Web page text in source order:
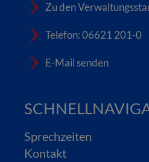
Zu den
Telefon: 06621 201-0
E-Mail senden
Sprechzeiten
Kontakt